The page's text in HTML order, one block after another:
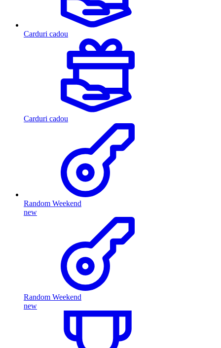
Carduri cadou
Carduri cadou
Random Weekend
new
Random Weekend
new